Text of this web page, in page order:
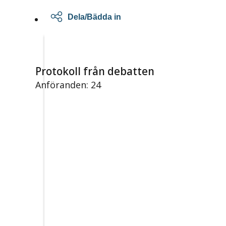
Dela/Bädda in
Protokoll från debatten
Anföranden: 24